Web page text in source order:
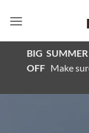
BIG
OFF Make